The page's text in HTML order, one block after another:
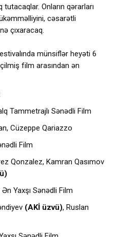
Onların qərarları
cəsarətli
çıxaracaq.
münsiflər heyəti 6
film arasından ən
Tammetrajlı Sənədli Film
Cüzeppe Qariazzo
Film
Qonzalez, Kamran Qasımov
Yaxşı Sənədli Film
(AKİ üzvü), Ruslan